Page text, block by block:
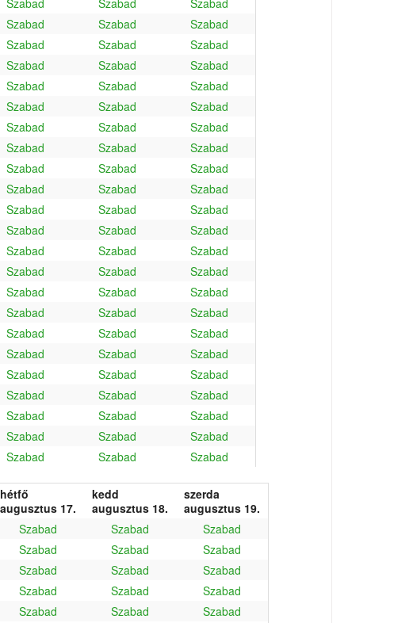
Szabad Szabad
Szabad
Szabad Szabad
Szabad
Szabad Szabad
Szabad
Szabad Szabad
Szabad
Szabad Szabad
Szabad
Szabad Szabad
Szabad
Szabad Szabad
Szabad
Szabad Szabad
Szabad
Szabad Szabad
Szabad
Szabad Szabad
Szabad
Szabad Szabad
Szabad
Szabad Szabad
Szabad
Szabad Szabad
Szabad
Szabad Szabad
Szabad
Szabad Szabad
Szabad
Szabad Szabad
Szabad
Szabad Szabad
Szabad
Szabad Szabad
Szabad
Szabad Szabad
Szabad
Szabad Szabad
Szabad
Szabad Szabad
Szabad
Szabad Szabad
Szabad
Szabad Szabad Szabad
hétfő
augusztus 17.
kedd
augusztus 18.
szerda
augusztus 19.
Szabad Szabad
Szabad
Szabad Szabad
Szabad
Szabad Szabad
Szabad
Szabad Szabad
Szabad
Szabad Szabad
Szabad